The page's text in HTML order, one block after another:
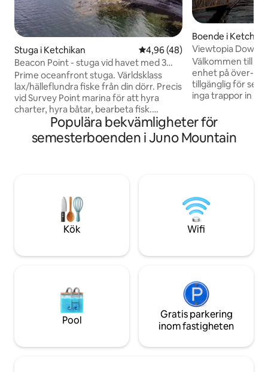
Stuga i Ketchikan 4,96 av 5 i genomsnittligt
4,96 (48)
Beacon Point - stuga vid havet med 3
sovrum vid Survey Pt
Prime oceanfront stuga. Världsklass
lax/hälleflundra fiske från din dörr. Precis
vid Survey Point marina för att hyra
charter, hyra båtar, bearbeta fisk.
Panoramautsikt över valar, örnar,
oändligt djurliv. Fullt utrustat kök. Clover
pass/Knudsen Cove mat i närheten.
våningssängar/trundles. 2 sovrum på
nedervåningen vardera med
queen/twin. 2 fulla badrum. Sandstrand
5 steg från nedre däck.
Boende i
Viewtopia
Semesterboende
Välkommen till
enhet på över-
tillgänglig för
inga trappor in till
ha allt du
graders utsikt
soluppgång/
tillgänglig 18/4–1/
finns tillgänglig
Populära bekvämligheter för
semesterboenden i Juno Mountain
Kök Wifi
Pool
Gratis parkering
inom fastigheten